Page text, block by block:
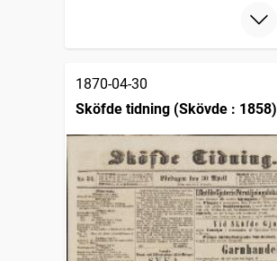
1870-04-30
Sköfde tidning (Skövde : 1858)